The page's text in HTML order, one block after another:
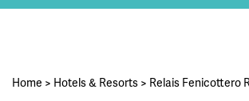
Home > Hotels & Resorts > Relais Fenicottero